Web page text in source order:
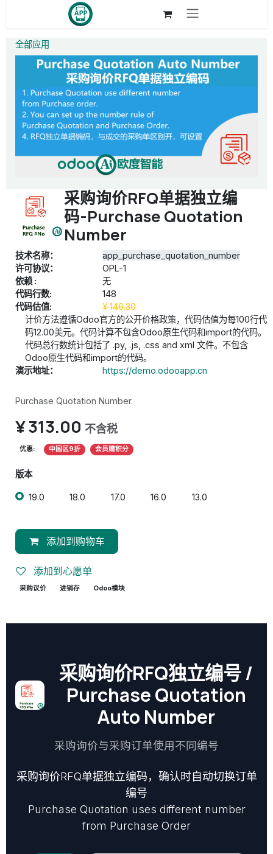
全部应用
采购询价RFQ单据独立编
码-Purchase Quotation
Number
技术名称：
app_purchase_quotation_number
许可协议：
OPL-1
依赖 :
无
代码行数:
148
代码估值:
¥146.30
计价方法遵循Odoo官方的公开价格政策，代码估值为每100行代
码12.00美元。代码计算不包含Odoo原生代码和import的代码。
代码总行数统计包括了 .py, .js, .css and xml 文件。不包含
Odoo原生代码和import的代码。
演示地址：
https://demo.odooapp.cn
Purchase Quotation Number.
¥313.00 不含税
优惠: 中国区9折 会员赠积分
版本
19.0 18.0 17.0 16.0 13.0
添加到购物车
添加到心愿单
采购议价 进销存 Odoo模块
采购询价RFQ独立编号 /
Purchase Quotation
Auto Number
采购询价与采购订单使用不同编号
采购询价RFQ单据独立编码，确认时自动切换订单
编号
Purchase Quotation uses different number
from Purchase Order